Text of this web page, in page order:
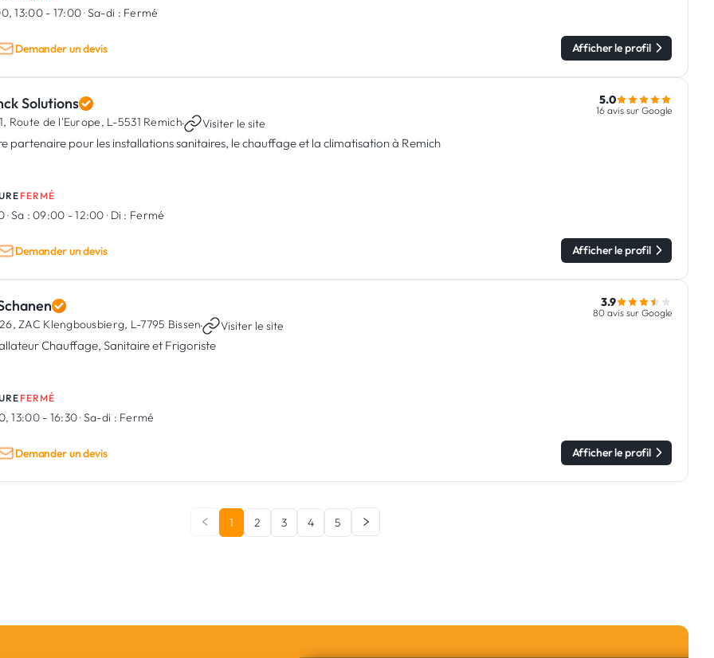
13:00 - 17:00·Sa-di : Fermé
Demander un devis Afficher le profil
Solutions
1, Route de l'Europe, L-5531 Remich· Visiter le site
partenaire pour les installations sanitaires, le chauffage et la climatisation à Remich
5.0
16 avis sur Google
FERMÉ
·Sa : 09:00 - 12:00· Di : Fermé
Demander un devis Afficher le profil
26, ZAC Klengbousbierg, L-7795 Bissen· Visiter le site
Chauffage, Sanitaire et Frigoriste
3.9
80 avis sur Google
FERMÉ
13:00 - 16:30·Sa-di : Fermé
Demander un devis Afficher le profil
1 2 3 4 5